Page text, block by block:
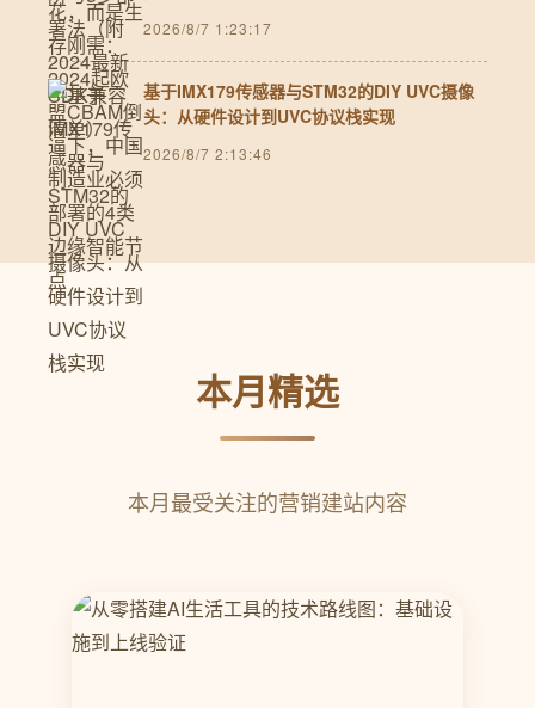
2026/8/7 1:23:17
基于IMX179传感器与STM32的DIY UVC摄像
头：从硬件设计到UVC协议栈实现
2026/8/7 2:13:46
本月精选
本月最受关注的营销建站内容